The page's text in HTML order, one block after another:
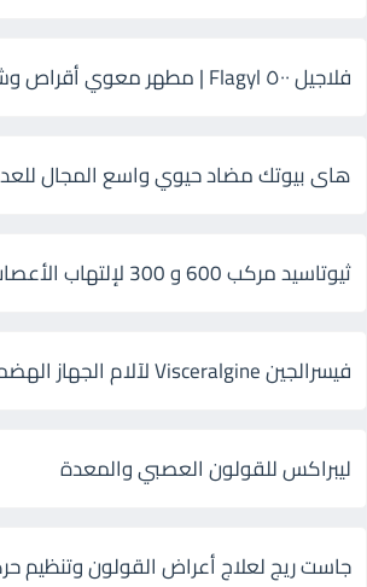
فلاجيل ٥٠٠ Flagyl | مطهر معوي أقراص وشراب
هاى بيوتك مضاد حيوي واسع المجال
ثيوتاسيد مركب 600 و 300 لإلتهاب الأعصاب
فيسرالجين Visceralgine لآلام الجهاز الهضمى
ليبراكس للقولون العصبي والمعدة
جاست ريج لعلاج أعراض القولون وتنظيم